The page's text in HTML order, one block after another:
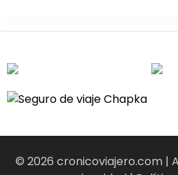
© 2026 cronicoviajero.com |